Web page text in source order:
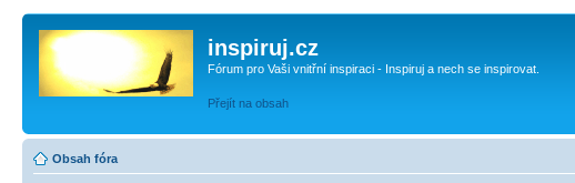
inspiruj.cz
Fórum pro Vaši vnitřní inspiraci - Inspiruj a nech se inspirovat.
Přejít na obsah
Obsah fóra